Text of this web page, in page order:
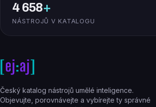
4 658+
NÁSTROJŮ V KATALOGU
Český katalog nástrojů umělé inteligence.
Objevujte, porovnávejte a vybírejte ty správné